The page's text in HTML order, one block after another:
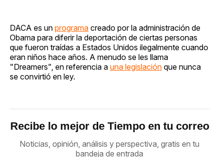
DACA es un programa creado por la administración de
Obama para diferir la deportación de ciertas personas
que fueron traídas a Estados Unidos ilegalmente cuando
eran niños hace años. A menudo se les llama
"Dreamers", en referencia a una legislación que nunca
se convirtió en ley.
Recibe lo mejor de Tiempo en tu correo
Noticias, opinión, análisis y perspectiva, gratis en tu
bandeja de entrada